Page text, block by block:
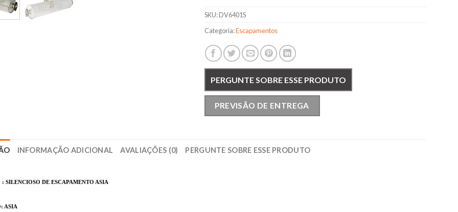
SKU:DV6401S
Categoria:Escapamentos
PERGUNTE SOBRE ESSE PRODUTO
PREVISÃO DE ENTREGA
INFORMAÇÃO ADICIONAL AVALIAÇÕES (0) PERGUNTE SOBRE ESSE PRODUTO
: SILENCIOSO DE ESCAPAMENTO ASIA
ASIA